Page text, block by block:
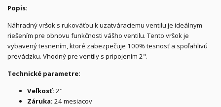
Popis:
Náhradný vršok s rukoväťou k uzatváraciemu ventilu je ideálnym
riešením pre obnovu funkčnosti vášho ventilu. Tento vršok je
vybavený tesnením, ktoré zabezpečuje 100% tesnosť a spoľahlivú
prevádzku. Vhodný pre ventily s pripojením 2".
Technické parametre:
Veľkosť: 2"
Záruka: 24 mesiacov